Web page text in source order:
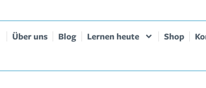
Über uns Blog Lernen heute Shop